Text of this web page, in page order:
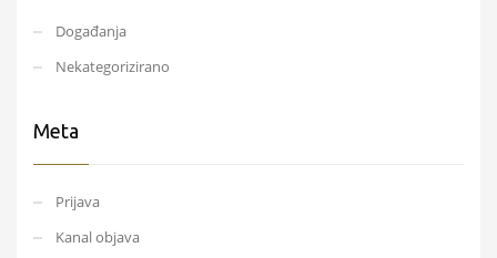
Događanja
Nekategorizirano
Meta
Prijava
Kanal objava